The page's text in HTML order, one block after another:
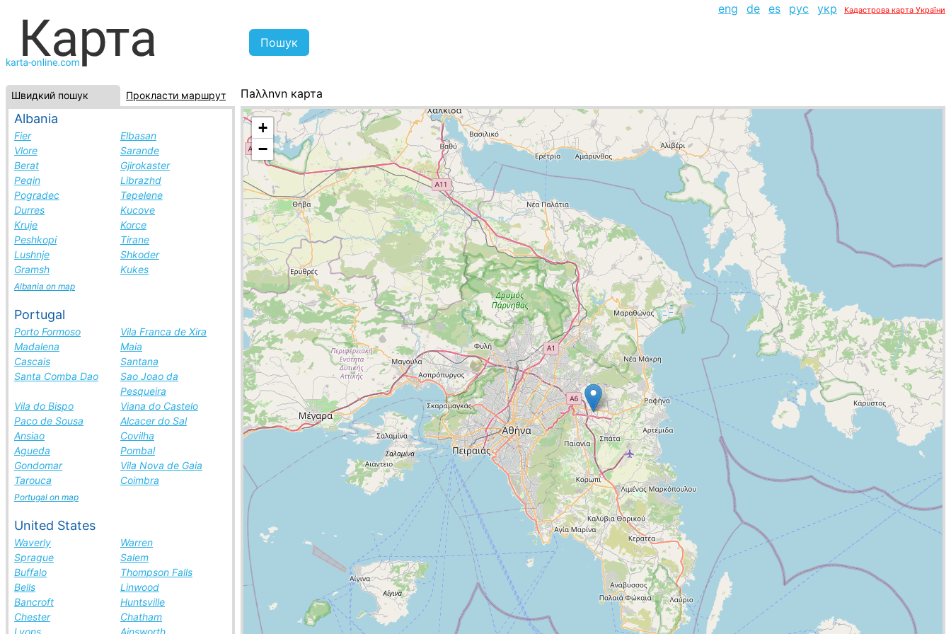
eng de es рус укр Кадастрова карта України
Швидкий пошук Прокласти маршрут
Albania
Fier
Elbasan
Vlore
Sarande
Berat
Gjirokaster
Peqin
Librazhd
Pogradec
Tepelene
Durres
Kucove
Kruje
Korce
Peshkopi
Tirane
Lushnje
Shkoder
Gramsh
Kukes
Albania on map
Portugal
Porto Formoso
Vila Franca de Xira
Madalena
Maia
Cascais
Santana
Santa Comba Dao
Sao Joao da
Pesqueira
Vila do Bispo
Viana do Castelo
Paco de Sousa
Alcacer do Sal
Ansiao
Covilha
Agueda
Pombal
Gondomar
Vila Nova de Gaia
Tarouca
Coimbra
Portugal on map
United States
Waverly
Warren
Sprague
Salem
Buffalo
Thompson Falls
Bells
Linwood
Bancroft
Huntsville
Chester
Chatham
Lyons
Ainsworth
Πaλλnvn карта
Греція, список міст
+
−